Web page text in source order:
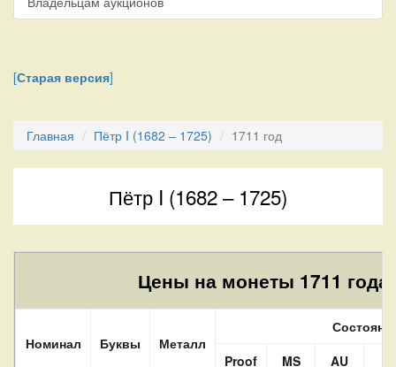
[Старая версия]
Главная Пётр I (1682 – 1725) 1711 год
Пётр I (1682 – 1725)
Цены на монеты 1711 года.
Номинал Буквы Металл
Proof
MS AU